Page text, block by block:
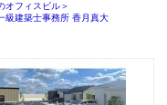
オフィスビル＞
級建築士事務所 香月真大